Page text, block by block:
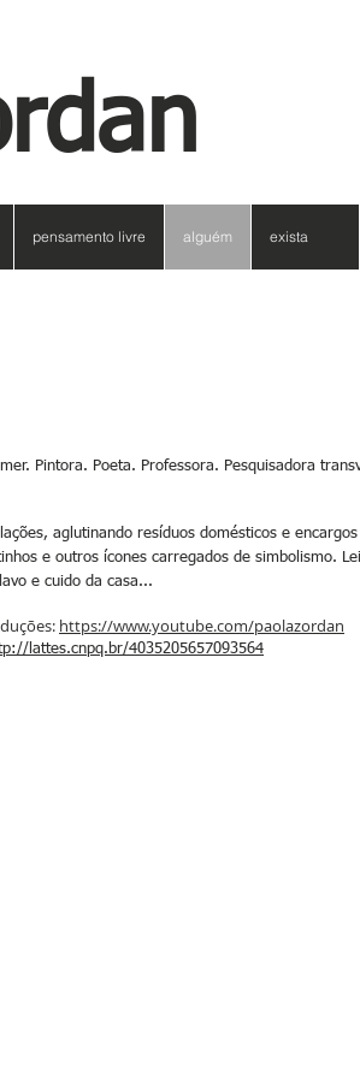
pensamento livre alguém exista
Pintora. Poeta. Professora. Pesquisadora
aglutinando resíduos domésticos e
e outros ícones carregados de simbolismo.
e cuido da casa...
https://www.youtube.com/paolazordan
lattes.cnpq.br/4035205657093564